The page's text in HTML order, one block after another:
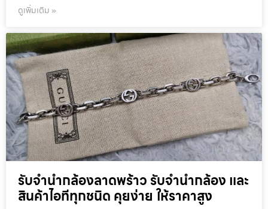
ดูเพิ่มเติม »
รับจำนำกล้องลาดพร้าว รับจํานํากล้อง และ
สินค้าไอทีทุกชนิด คุยง่าย ให้ราคาสูง